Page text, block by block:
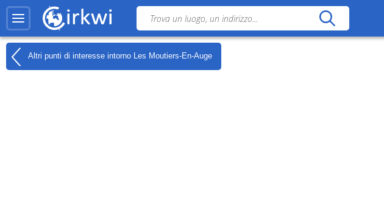
Altri punti di interesse intorno Les Moutiers-En-Auge